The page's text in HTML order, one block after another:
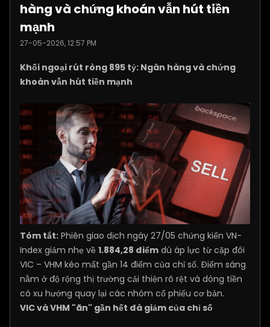
hàng và chứng khoán vẫn hút tiền
mạnh
27-05-2026, 12:57 PM
Khối ngoại rút ròng 895 tỷ: Ngân hàng và chứng
khoán vẫn hút tiền mạnh
Tóm tắt: Phiên giao dịch ngày 27/05 chứng kiến VN-
Index giảm nhẹ về 1.884,28 điểm dù áp lực từ cặp đôi
VIC – VHM kéo mất gần 14 điểm của chỉ số. Điểm sáng
nằm ở độ rộng thị trường cải thiện rõ rệt và dòng tiền
có xu hướng quay lại các nhóm cổ phiếu cơ bản.
VIC và VHM "ăn" gần hết đà giảm của chỉ số